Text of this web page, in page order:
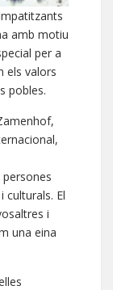
amb motiu
per a
els valors
pobles.
culturals. El
i
una eina